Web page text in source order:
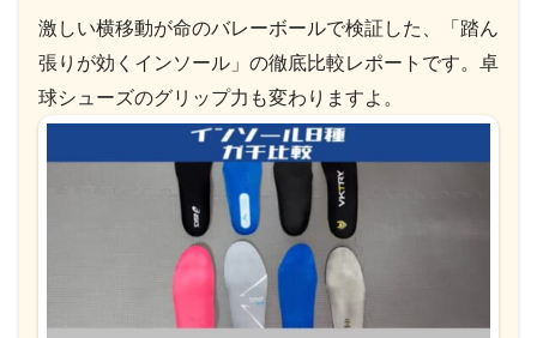
激しい横移動が命のバレーボールで検証した、「踏ん
張りが効くインソール」の徹底比較レポートです。卓
球シューズのグリップ力も変わりますよ。